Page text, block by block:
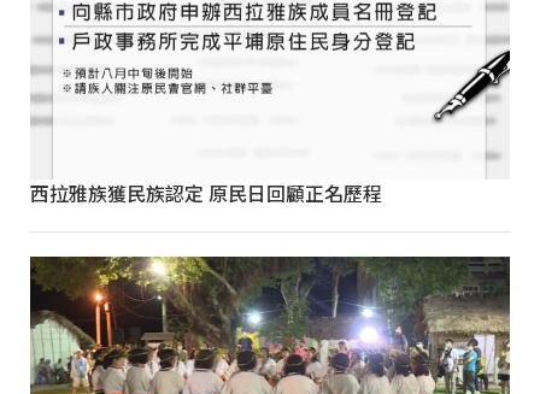
西拉雅族獲民族認定 原民日回顧正名歷程